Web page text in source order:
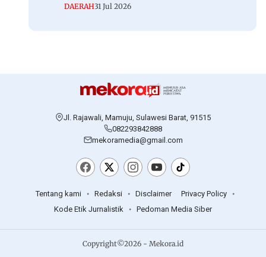
DAERAH31 Jul 2026
Jl. Rajawali, Mamuju, Sulawesi Barat, 91515
082293842888
mekoramedia@gmail.com
Tentang kami Redaksi Disclaimer
Privacy Policy
Kode Etik Jurnalistik
Pedoman Media Siber
Copyright©2026 - Mekora.id